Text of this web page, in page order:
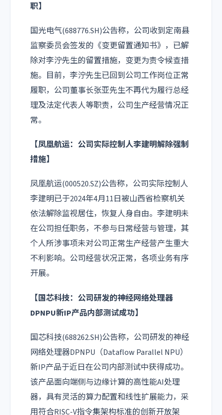
职】
国光电气(688776.SH)公告称，公司收到定南县
监察委员会签发的《变更留置通知书》，已解
除对李泞先生的留置措施，变更为责令候查措
施。目前，李泞先生已回到公司工作岗位正常
履职，公司董事长张亚先生不再代为履行总经
理及法定代表人等职责，公司生产经营情况正
常。
【凤凰航运：公司实际控制人李建明解除强制
措施】
凤凰航运(000520.SZ)公告称，公司实际控制人
李建明已于2024年4月11日被山西省检察机关
依法解除监视居住，恢复人身自由。李建明未
在公司担任职务，不参与日常经营与管理，其
个人所涉事项未对公司正常生产经营产生重大
不利影响。公司经营状况正常，各项业务有序
开展。
【国芯科技：公司研发的神经网络处理器
DPNPU新IP产品内部测试成功】
国芯科技(688262.SH)公告称，公司研发的神经
网络处理器DPNPU（Dataflow Parallel NPU）
新IP产品于近日在公司内部测试中获得成功。
该产品面向端侧与边缘计算的高性能AI处理
器，具有灵活的算力配置和线性扩展能力，采
用符合RISC-V指令集架构标准的创新开放架